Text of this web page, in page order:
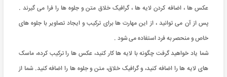
عکس ها ، اضافه کردن لایه ها ، گرافیک خلاق متن و جلوه ها را فرا می گیرند .
پس از آن می توانید ، از این مهارت ها برای ترکیب و ایجاد تصاویر با جلوه های
خاص و منحصر به فرد استفاده می شود .
شما یاد خواهید گرفت چگونه با لایه ها کار کنید، عکس ها را ترکیب کرده، ماسک
های لایه ها را اضافه کنید، و گرافیک خلاق، متن و جلوه ها را اضافه کنید. شما از